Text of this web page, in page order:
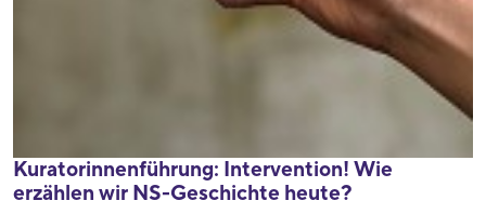
Kuratorinnenführung: Intervention! Wie
erzählen wir NS-Geschichte heute?